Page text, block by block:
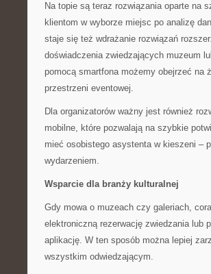
Na topie są teraz rozwiązania oparte na
klientom w wyborze miejsc po analizę
staje się też wdrażanie rozwiązań
doświadczenia zwiedzających muzeum
pomocą smartfona możemy obejrzeć na
przestrzeni eventowej.
Dla organizatorów ważny jest również
mobilne, które pozwalają na szybkie
mieć osobistego asystenta w kieszeni –
wydarzeniem.
Wsparcie dla branży kulturalnej
Gdy mowa o muzeach czy galeriach,
elektroniczną rezerwację zwiedzania lub
aplikację. W ten sposób można lepiej
wszystkim odwiedzającym.